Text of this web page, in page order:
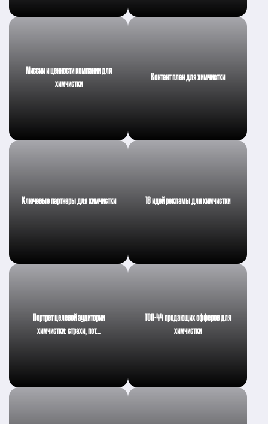
Миссии и ценности компании для
химчистки
Контент план для химчистки
Ключевые партнеры для химчистки 18 идей рекламы для химчистки
Портрет целевой аудитории
химчистки: страхи, пот…
ТОП-44 продающих офферов для
химчистки